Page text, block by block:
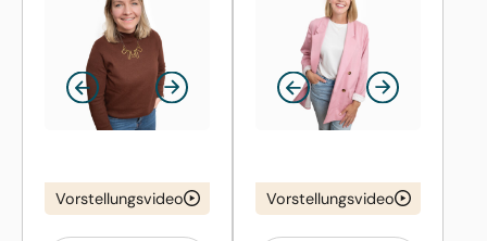
Vorstellungsvideo Vorstellungsvideo